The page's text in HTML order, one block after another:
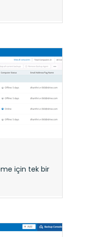
için tek bir